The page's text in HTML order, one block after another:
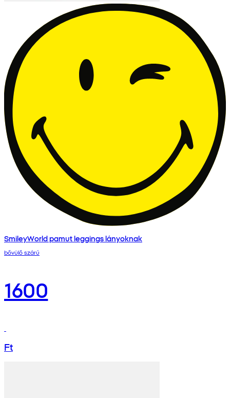
SmileyWorld pamut leggings lányoknak
bővülő szárú
1600
Ft